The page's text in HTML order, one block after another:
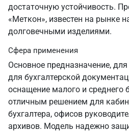
достаточную устойчивость.
«Меткон», известен на рынке
долговечными изделиями.
Сфера применения
Основное предназначение,
для бухгалтерской
оснащение малого и среднего
отличным решением для
бухгалтера, офисов
архивов. Модель надежно